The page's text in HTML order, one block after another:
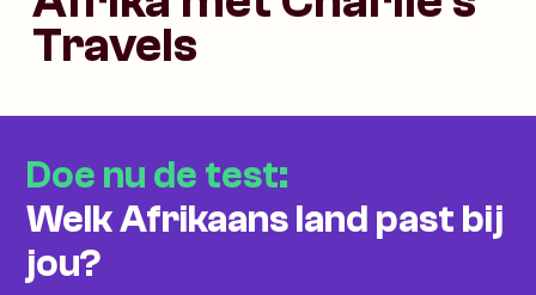
Travels
Doe nu de test:
Welk Afrikaans land past bij
jou?